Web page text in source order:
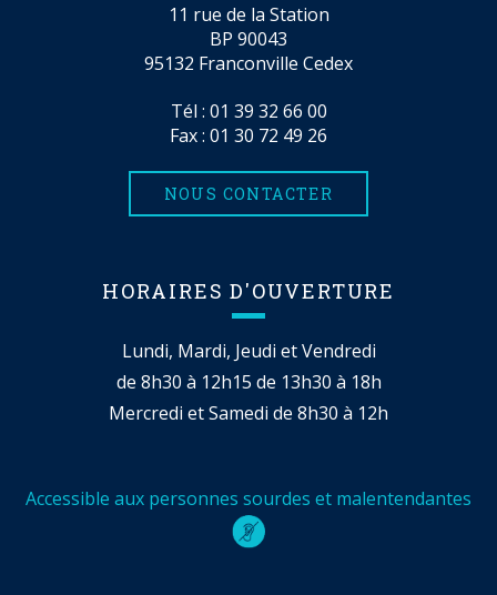
11 rue de la Station
BP 90043
95132 Franconville Cedex
Tél : 01 39 32 66 00
Fax : 01 30 72 49 26
NOUS CONTACTER
HORAIRES D'OUVERTURE
Lundi, Mardi, Jeudi et Vendredi
de 8h30 à 12h15 de 13h30 à 18h
Mercredi et Samedi de 8h30 à 12h
Accessible aux personnes sourdes et malentendantes